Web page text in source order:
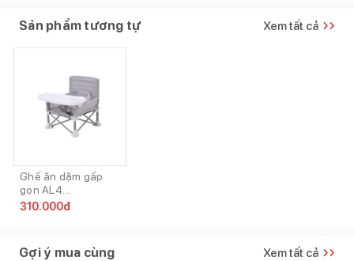
Sản phẩm tương tự Xem tất cả
Ghế ăn dặm gấp
gọn AL4...
310.000đ
Gợi ý mua cùng Xem tất cả